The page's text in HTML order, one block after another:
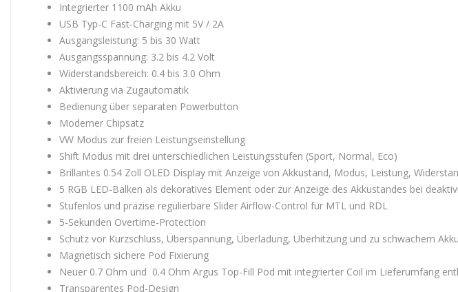
Integrierter 1100 mAh Akku
USB Typ-C Fast-Charging mit 5V / 2A
Ausgangsleistung: 5 bis 30 Watt
Ausgangsspannung: 3.2 bis 4.2 Volt
Widerstandsbereich: 0.4 bis 3.0 Ohm
Aktivierung via Zugautomatik
Bedienung über separaten Powerbutton
Moderner Chipsatz
VW Modus zur freien Leistungseinstellung
Shift Modus mit drei unterschiedlichen Leistungsstufen (Sport, Normal, Eco)
Brillantes 0.54 Zoll OLED Display mit Anzeige von Akkustand, Modus, Leistung,
5 RGB LED-Balken als dekoratives Element oder zur Anzeige des Akkustandes bei
Stufenlos und präzise regulierbare Slider Airflow-Control für MTL und RDL
5-Sekunden Overtime-Protection
Schutz vor Kurzschluss, Überspannung, Überladung, Überhitzung und zu schwachem Akku
Magnetisch sichere Pod Fixierung
Neuer 0.7 Ohm und 0.4 Ohm Argus Top-Fill Pod mit integrierter Coil im Lieferumfang
Transparentes Pod-Design